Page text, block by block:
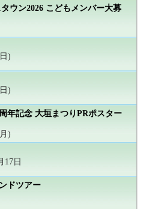
ウン2026 こどもメンバー大募
)
)
年記念 大垣まつりPRポスター
)
17日
ドツアー